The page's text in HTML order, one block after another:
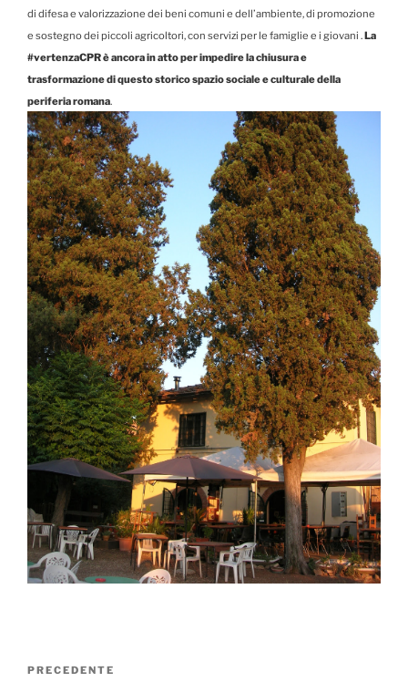
di difesa e valorizzazione dei beni comuni e dell’ambiente, di promozione
e sostegno dei piccoli agricoltori, con servizi per le famiglie e i giovani .La
#vertenzaCPR è ancora in atto per impedire la chiusura e
trasformazione di questo storico spazio sociale e culturale della
periferia romana.
Navigazione
Articolo
PRECEDENTE